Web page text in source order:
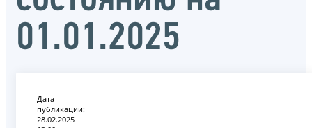
01.01.2025
Дата
публикации:
28.02.2025